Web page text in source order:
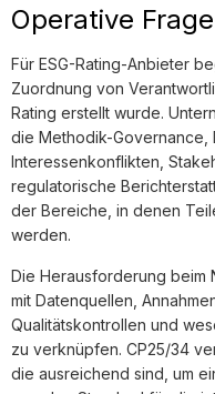
Operative
Für ESG-Rating-Anbieter
Zuordnung von
Rating erstellt wurde.
die Methodik-Governance,
Interessenkonflikten,
regulatorische
der Bereiche, in denen
werden.
Die Herausforderung beim
mit Datenquellen,
Qualitätskontrollen und
zu verknüpfen. CP25/34
die ausreichend sind, um